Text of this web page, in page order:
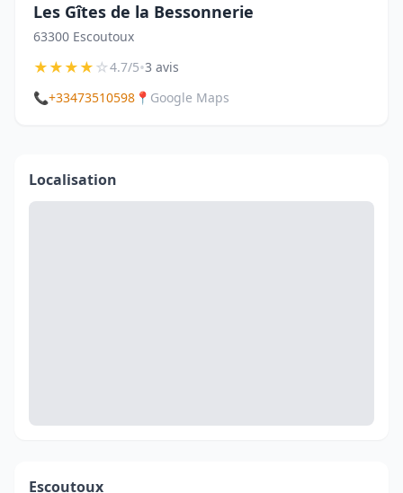
Les Gîtes de la Bessonnerie
63300 Escoutoux
★★★★☆4.7/5•3 avis
📞+33473510598 📍 Google Maps
Localisation
Escoutoux